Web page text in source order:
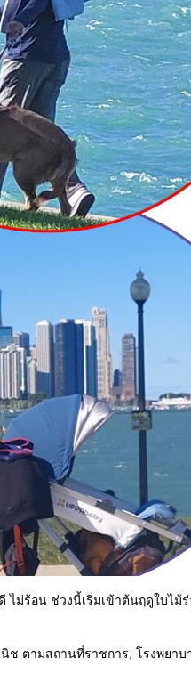
ม่ร้อน ช่วงนี้เริ่มเข้าต้นฤดูใบไม้ร่
ช ตามสถานที่ราชการ, โรงพยาบ